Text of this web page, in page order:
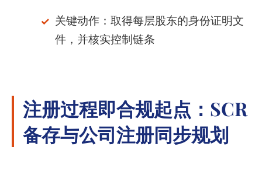
关键动作：取得每层股东的身份证明文
件，并核实控制链条
注册过程即合规起点：SCR
备存与公司注册同步规划